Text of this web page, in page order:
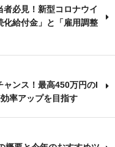
必見！新型コロナウイ
化給付金」と「雇用調整
ャンス！最高450万円のI
率アップを目指す